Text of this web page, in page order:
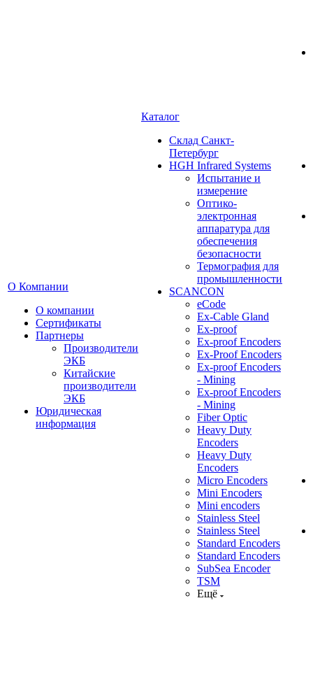
О Компании
О компании
Сертификаты
Партнеры
Производители
ЭКБ
Китайские
производители
ЭКБ
Юридическая
информация
Каталог
Cклад Санкт-
Петербург
HGH Infrared Systems
Испытание и
измерение
Оптико-
электронная
аппаратура для
обеспечения
безопасности
Термография для
промышленности
SCANCON
eCode
Ex-Cable Gland
Ex-proof
Ex-proof Encoders
Ex-Proof Encoders
Ex-proof Encoders
- Mining
Ex-proof Encoders
- Mining
Fiber Optic
Heavy Duty
Encoders
Heavy Duty
Encoders
Micro Encoders
Mini Encoders
Mini encoders
Stainless Steel
Stainless Steel
Standard Encoders
Standard Encoders
SubSea Encoder
TSM
Ещё